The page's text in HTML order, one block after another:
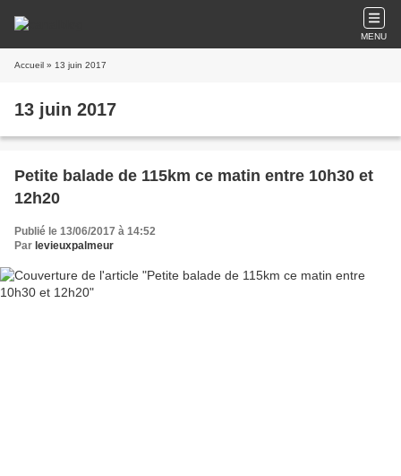
MENU
Accueil » 13 juin 2017
13 juin 2017
Petite balade de 115km ce matin entre 10h30 et
12h20
Publié le 13/06/2017 à 14:52
Par levieuxpalmeur